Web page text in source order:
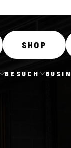
SHOP
BESUCH